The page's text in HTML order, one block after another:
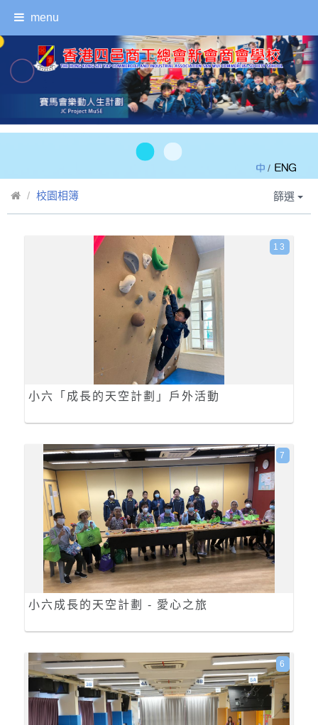
menu
/
校園相簿 篩選
小六「成長的天空計劃」戶外活動
13
小六成長的天空計劃 - 愛心之旅
7
6